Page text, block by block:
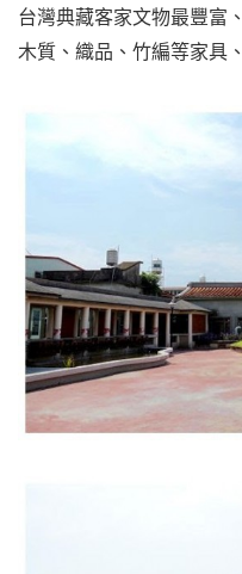
台灣典藏客家文物最豐富
木質、織品、竹編等家具